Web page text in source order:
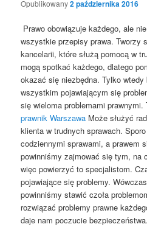
Opublikowany2 października 2016
Prawo obowiązuje każdego, ale
wszystkie przepisy prawa. Tworzy
kancelarii, które służą pomocą w
mogą spotkać każdego, dlatego
okazać się niezbędna. Tylko
wszystkim pojawiającym się
się wieloma problemami
prawnik Warszawa Może służyć
klienta w trudnych sprawach.
codziennymi sprawami, a prawem
powinniśmy zajmować się tym, na
więc powierzyć to specjalistom.
pojawiające się problemy.
powinniśmy stawić czoła
rozwiązać problemy prawne
daje nam poczucie bezpieczeństwa.